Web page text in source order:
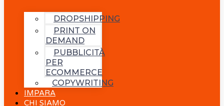
DROPSHIPPING
PRINT ON
DEMAND
PUBBLICITÀ
PER
ECOMMERCE
COPYWRITING
IMPARA
CHI SIAMO